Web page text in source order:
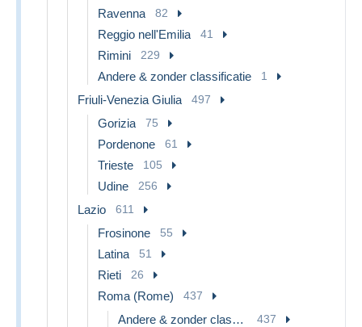
Ravenna 82
Reggio nell'Emilia 41
Rimini 229
Andere & zonder classificatie 1
Friuli-Venezia Giulia 497
Gorizia 75
Pordenone 61
Trieste 105
Udine 256
Lazio 611
Frosinone 55
Latina 51
Rieti 26
Roma (Rome) 437
Andere & zonder classificatie 437